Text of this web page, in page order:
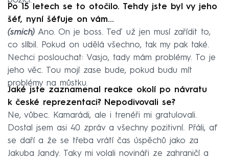
Po 15 letech se to otočilo. Tehdy jste byl vy jeho
šéf, nyní šéfuje on vám…
(smích) Ano. On je boss. Teď už jen musí zařídit to,
co slíbil. Pokud on udělá všechno, tak my pak také.
Nechci poslouchat: Vasjo, tady mám problémy. To je
jeho věc. Tou mojí zase bude, pokud budu mít
problémy na můstku.
Jaké jste zaznamenal reakce okolí po návratu
k české reprezentaci? Nepodivovali se?
Ne, vůbec. Kamarádi, ale i trenéři mi gratulovali.
Dostal jsem asi 40 zpráv a všechny pozitivní. Přáli, ať
se daří a že se třeba vrátí čas úspěchů jako za
Jakuba Jandy. Taky mi volali novináři ze zahraničí a